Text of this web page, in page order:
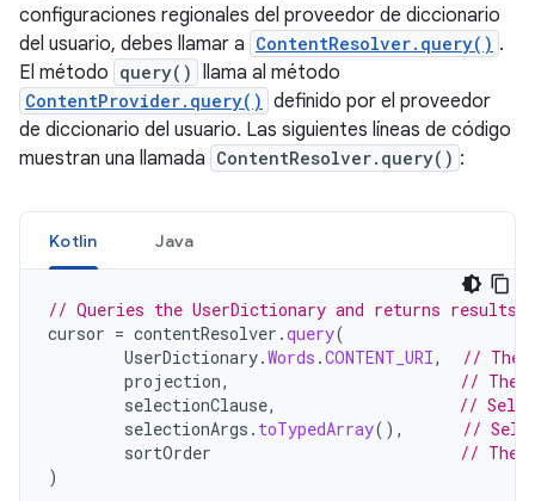
configuraciones regionales del proveedor de diccionario
del usuario, debes llamar a ContentResolver.query() .
El método query() llama al método
ContentProvider.query() definido por el proveedor
de diccionario del usuario. Las siguientes líneas de código
muestran una llamada ContentResolver.query() :
Kotlin Java
// Queries the UserDictionary and returns results
cursor = contentResolver .query(
UserDictionary.Words .CONTENT_URI,
// The
projection,
// The
selectionClause,
//
selectionArgs . toTypedArray(),
//
sortOrder
// The
)